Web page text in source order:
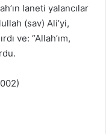
laneti yalancılar
(sav) Ali’yi,
ve: “Allah’ım,